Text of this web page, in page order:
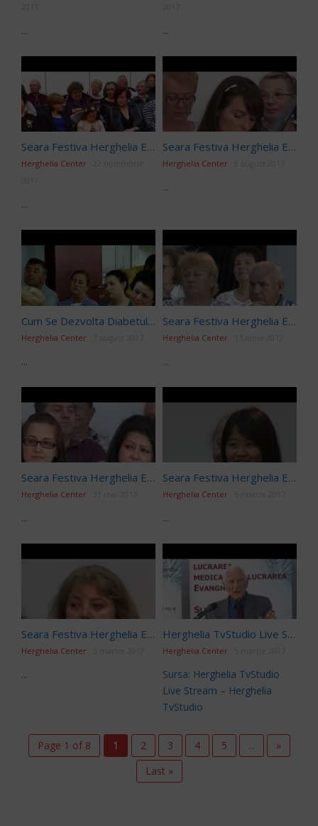
... ...
Seara Festiva Herghelia Editia 206
Herghelia Center
...
Seara Festiva Herghelia Editia197
Herghelia Center
...
Cum Se Dezvolta Diabetul Zaharat | Dr. Moroșan Sorin | fullHD
Herghelia Center
...
Seara Festiva Herghelia Editia196
Herghelia Center
...
Seara Festiva Herghelia Editia194
Herghelia Center
...
Seara Festiva Herghelia Editia189
Herghelia Center
...
Seara Festiva Herghelia Editia187
Herghelia Center
...
Herghelia TvStudio Live Stream
Herghelia Center
Sursa: Herghelia TvStudio
Live Stream – Herghelia
TvStudio
Page 1 of 8 1 2 3 4 5 ...
»
Last »